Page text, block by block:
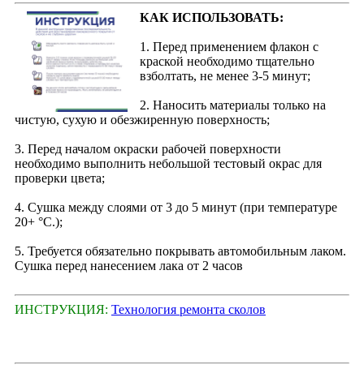
КАК ИСПОЛЬЗОВАТЬ:
1. Перед применением флакон с
краской необходимо тщательно
взболтать, не менее 3-5 минут;
2. Наносить материалы только на
чистую, сухую и обезжиренную поверхность;
3. Перед началом окраски рабочей поверхности
необходимо выполнить небольшой тестовый окрас для
проверки цвета;
4. Сушка между слоями от 3 до 5 минут (при температуре
20+ °С.);
5. Требуется обязательно покрывать автомобильным лаком.
Сушка перед нанесением лака от 2 часов
ИНСТРУКЦИЯ: Технология ремонта сколов